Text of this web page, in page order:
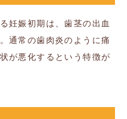
妊娠初期は、歯茎の出血
通常の歯肉炎のように痛
が悪化するという特徴が